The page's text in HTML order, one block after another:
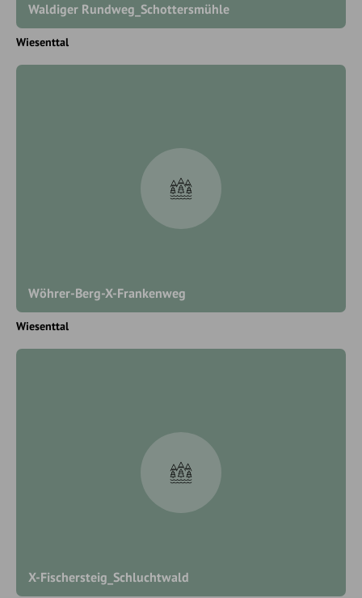
Waldiger Rundweg_Schottersmühle
Wiesenttal
Wöhrer-Berg-X-Frankenweg
Wiesenttal
X-Fischersteig_Schluchtwald